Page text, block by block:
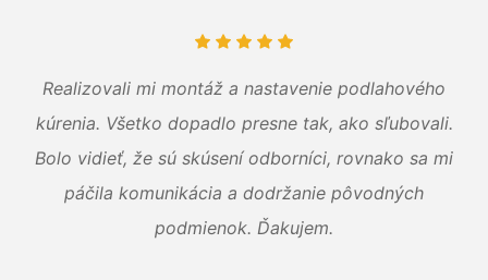
Realizovali mi montáž a nastavenie podlahového
kúrenia. Všetko dopadlo presne tak, ako sľubovali.
Bolo vidieť, že sú skúsení odborníci, rovnako sa mi
páčila komunikácia a dodržanie pôvodných
podmienok. Ďakujem.